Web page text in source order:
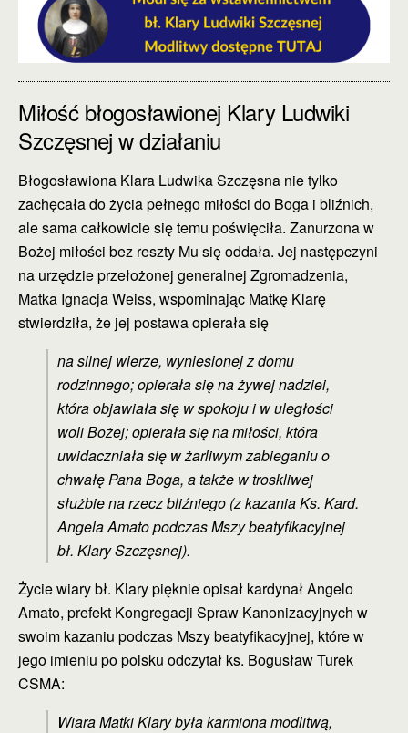
Miłość błogosławionej Klary Ludwiki
Szczęsnej w działaniu
Błogosławiona Klara Ludwika Szczęsna nie tylko
zachęcała do życia pełnego miłości do Boga i bliźnich,
ale sama całkowicie się temu poświęciła. Zanurzona w
Bożej miłości bez reszty Mu się oddała. Jej następczyni
na urzędzie przełożonej generalnej Zgromadzenia,
Matka Ignacja Weiss, wspominając Matkę Klarę
stwierdziła, że jej postawa opierała się
na silnej wierze, wyniesionej z domu
rodzinnego; opierała się na żywej nadziei,
która objawiała się w spokoju i w uległości
woli Bożej; opierała się na miłości, która
uwidaczniała się w żarliwym zabieganiu o
chwałę Pana Boga, a także w troskliwej
służbie na rzecz bliźniego (z kazania Ks. Kard.
Angela Amato podczas Mszy beatyfikacyjnej
bł. Klary Szczęsnej).
Życie wiary bł. Klary pięknie opisał kardynał Angelo
Amato, prefekt Kongregacji Spraw Kanonizacyjnych w
swoim kazaniu podczas Mszy beatyfikacyjnej, które w
jego imieniu po polsku odczytał ks. Bogusław Turek
CSMA:
Wiara Matki Klary była karmiona modlitwą,